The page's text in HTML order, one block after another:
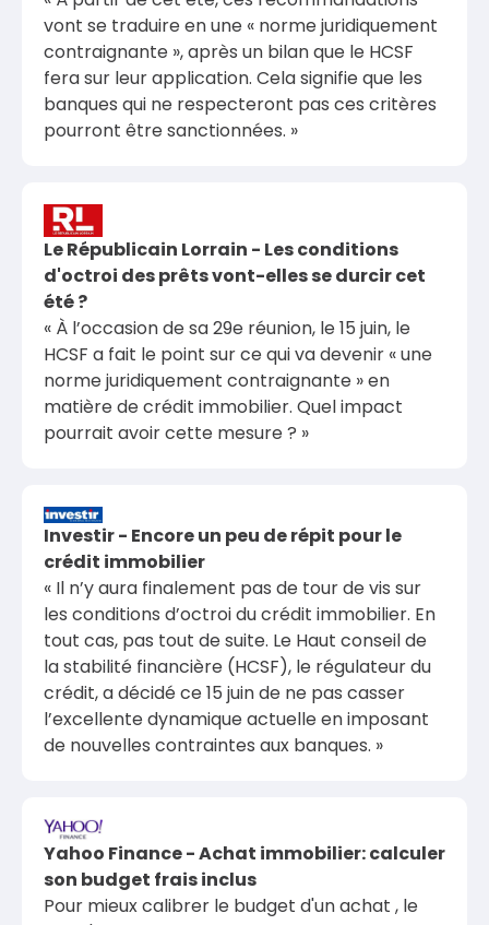
vont se traduire en une « norme juridiquement
contraignante », après un bilan que le HCSF
fera sur leur application. Cela signifie que les
banques qui ne respecteront pas ces critères
pourront être sanctionnées. »
Le Républicain Lorrain - Les conditions
d'octroi des prêts vont-elles se durcir cet
été ?
« À l’occasion de sa 29e réunion, le 15 juin, le
HCSF a fait le point sur ce qui va devenir « une
norme juridiquement contraignante » en
matière de crédit immobilier. Quel impact
pourrait avoir cette mesure ? »
Investir - Encore un peu de répit pour le
crédit immobilier
« Il n’y aura finalement pas de tour de vis sur
les conditions d’octroi du crédit immobilier. En
tout cas, pas tout de suite. Le Haut conseil de
la stabilité financière (HCSF), le régulateur du
crédit, a décidé ce 15 juin de ne pas casser
l’excellente dynamique actuelle en imposant
de nouvelles contraintes aux banques. »
Yahoo Finance - Achat immobilier: calculer
son budget frais inclus
Pour mieux calibrer le budget d'un achat , le